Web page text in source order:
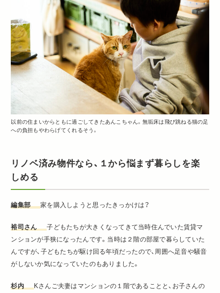
以前の住まいからともに過ごしてきたあんこちゃん。無垢床は飛び跳ねる猫の足
への負担もやわらげてくれるそう。
リノベ済み物件なら、 １から悩まず暮らしを楽
しめる
編集部 家を購入しようと思ったきっかけは？
裕司さん
子どもたちが大きくなってきて当時住んでいた賃貸マ
ンションが手狭になったんです。当時は２階の部屋で暮らしていた
んですが、子どもたちが駆け回る年頃だったので、周囲へ足音や騒音
がしないか気になっていたのもありました。
杉内 Kさんご夫妻はマンションの１階であることと、お子さんの